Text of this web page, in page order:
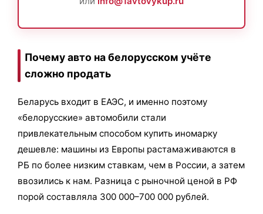
Почему авто на белорусском учёте
сложно продать
Беларусь входит в ЕАЭС, и именно поэтому
«белорусские» автомобили стали
привлекательным способом купить иномарку
дешевле: машины из Европы растамаживаются в
РБ по более низким ставкам, чем в России, а затем
ввозились к нам. Разница с рыночной ценой в РФ
порой составляла 300 000–700 000 рублей.